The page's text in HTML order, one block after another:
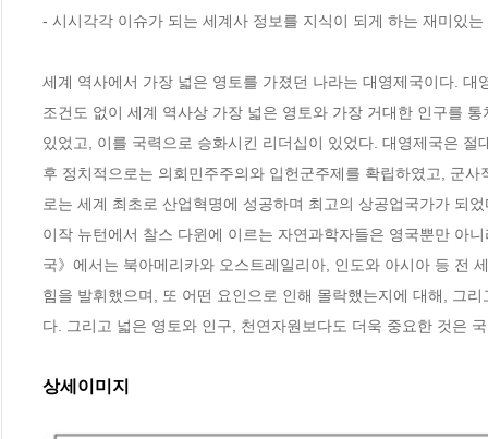
- 시시각각 이슈가 되는 세계사 정보를 지식이 되게 하는 재미있
세계 역사에서 가장 넓은 영토를 가졌던 나라는 대영제국이다.
조건도 없이 세계 역사상 가장 넓은 영토와 가장 거대한 인구를
있었고, 이를 국력으로 승화시킨 리더십이 있었다. 대영제국은
후 정치적으로는 의회민주주의와 입헌군주제를 확립하였고, 군
로는 세계 최초로 산업혁명에 성공하며 최고의 상공업국가가 되
이작 뉴턴에서 찰스 다윈에 이르는 자연과학자들은 영국뿐만 아
국》에서는 북아메리카와 오스트레일리아, 인도와 아시아 등 전
힘을 발휘했으며, 또 어떤 요인으로 인해 몰락했는지에 대해, 그
다. 그리고 넓은 영토와 인구, 천연자원보다도 더욱 중요한 것은
상세이미지